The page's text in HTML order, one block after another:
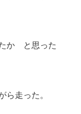
か と思った
ら走った。